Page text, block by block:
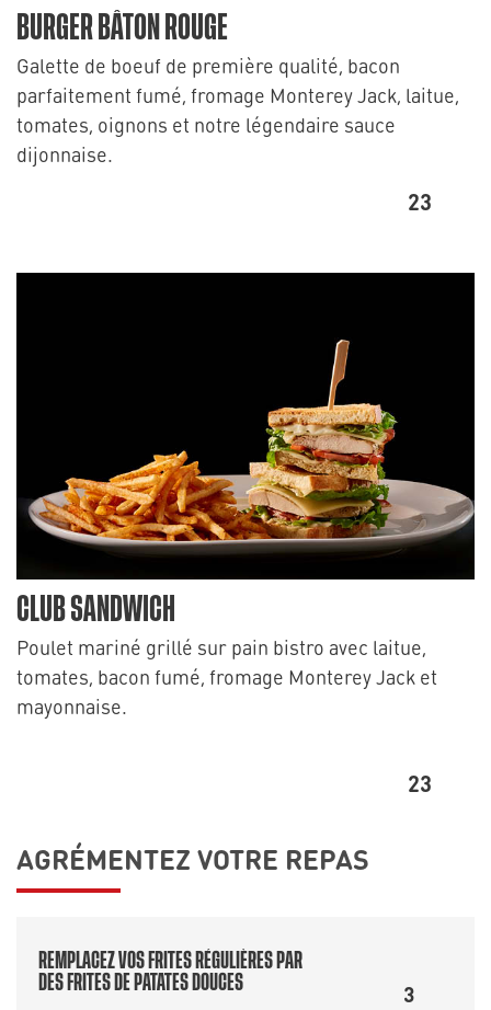
BURGER BÂTON ROUGE
Galette de boeuf de première qualité, bacon
parfaitement fumé, fromage Monterey Jack, laitue,
tomates, oignons et notre légendaire sauce
dijonnaise.
23
CLUB SANDWICH
Poulet mariné grillé sur pain bistro avec laitue,
tomates, bacon fumé, fromage Monterey Jack et
mayonnaise.
23
AGRÉMENTEZ VOTRE REPAS
REMPLACEZ VOS FRITES RÉGULIÈRES PAR
DES FRITES DE PATATES DOUCES
3